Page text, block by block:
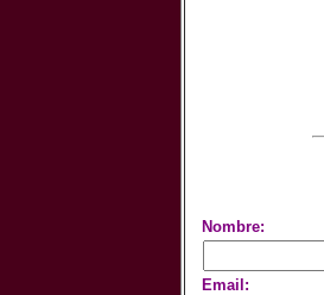
Nombre:
Email: